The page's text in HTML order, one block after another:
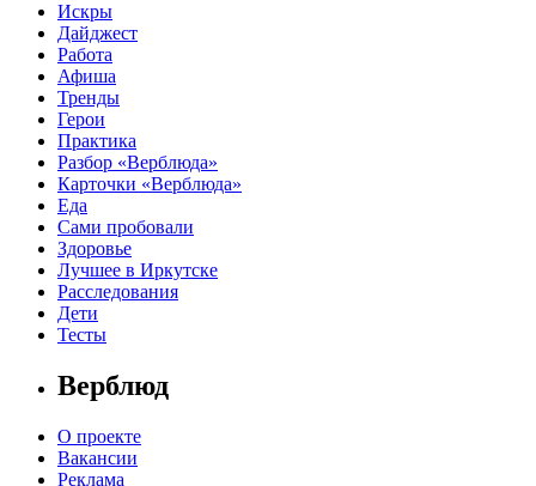
Искры
Дайджест
Работа
Афиша
Тренды
Герои
Практика
Разбор «Верблюда»
Карточки «Верблюда»
Еда
Сами пробовали
Здоровье
Лучшее в Иркутске
Расследования
Дети
Тесты
Верблюд
О проекте
Вакансии
Реклама